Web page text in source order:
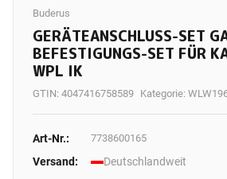
Buderus
GERÄTEANSCHLUSS-SET
BEFESTIGUNGS-SET FÜR
WPL IK
GTIN: 4047416758589 Kategorie:
Art-Nr.: 7738600165
Versand: Deutschlandweit